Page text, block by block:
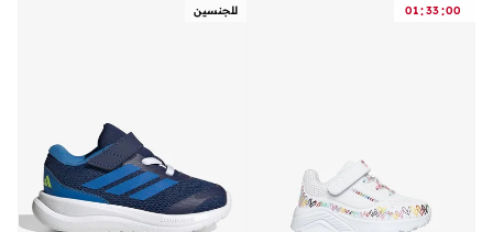
01:33:00 للجنسين